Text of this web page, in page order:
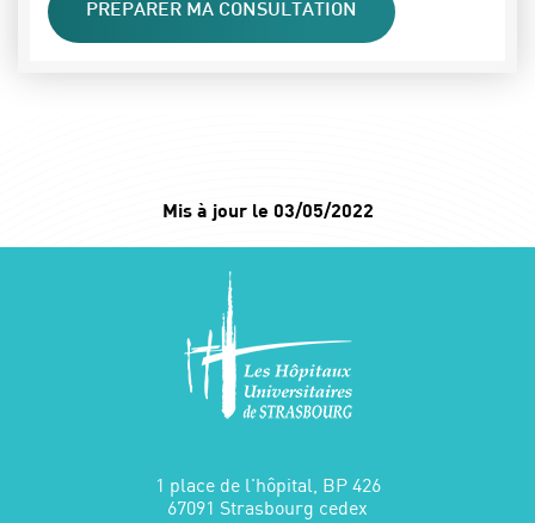
PRÉPARER MA CONSULTATION
Mis à jour le 03/05/2022
1 place de l'hôpital, BP 426
67091 Strasbourg cedex